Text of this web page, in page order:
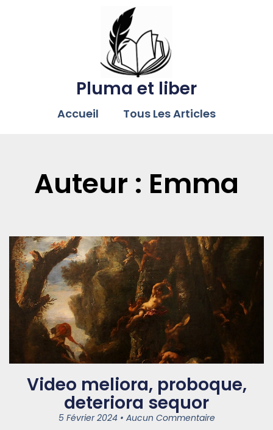
Pluma et liber
Accueil Tous Les Articles
Auteur : Emma
Video meliora, proboque,
deteriora sequor
5 Février 2024
Aucun Commentaire